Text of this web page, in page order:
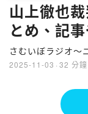
山上徹也
とめ、記
録
さむいぼラジオ〜
2025-11-03 · 32 分鐘